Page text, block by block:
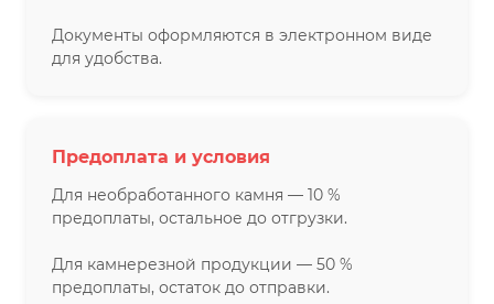
Документы оформляются в электронном виде
для удобства.
Предоплата и условия
Для необработанного камня — 10 %
предоплаты, остальное до отгрузки.
Для камнерезной продукции — 50 %
предоплаты, остаток до отправки.